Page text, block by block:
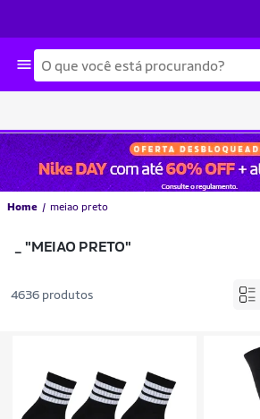
Busca
Home meiao preto
"MEIAO PRETO"
4636 produtos